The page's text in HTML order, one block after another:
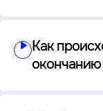
Как
окончанию